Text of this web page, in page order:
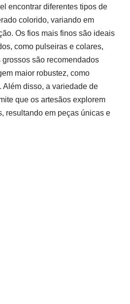
encontrar diferentes tipos de
colorido, variando em
Os fios mais finos são ideais
como pulseiras e colares,
são recomendados
maior robustez, como
Além disso, a variedade de
que os artesãos explorem
resultando em peças únicas e